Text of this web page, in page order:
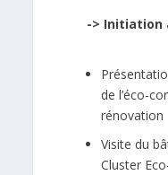
-> Initiation
de l’éco-
rénovation
Visite du
Cluster